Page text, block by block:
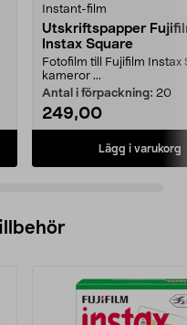
Instant-film
Utskriftspapper
Instax Square
Fotofilm till Fujifilm Instax
kameror ...
Antal i förpackning: 20
249,00
Lägg i varukorg